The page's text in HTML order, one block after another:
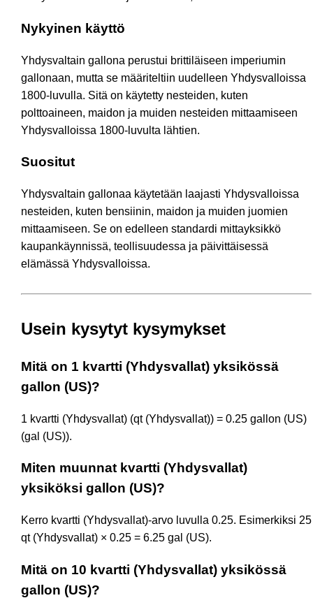
Nykyinen käyttö
Yhdysvaltain gallona perustui brittiläiseen imperiumin
gallonaan, mutta se määriteltiin uudelleen Yhdysvalloissa
1800-luvulla. Sitä on käytetty nesteiden, kuten
polttoaineen, maidon ja muiden nesteiden mittaamiseen
Yhdysvalloissa 1800-luvulta lähtien.
Suositut
Yhdysvaltain gallonaa käytetään laajasti Yhdysvalloissa
nesteiden, kuten bensiinin, maidon ja muiden juomien
mittaamiseen. Se on edelleen standardi mittayksikkö
kaupankäynnissä, teollisuudessa ja päivittäisessä
elämässä Yhdysvalloissa.
Usein kysytyt kysymykset
Mitä on 1 kvartti (Yhdysvallat) yksikössä
gallon (US)?
1 kvartti (Yhdysvallat) (qt (Yhdysvallat)) = 0.25 gallon (US)
(gal (US)).
Miten muunnat kvartti (Yhdysvallat)
yksiköksi gallon (US)?
Kerro kvartti (Yhdysvallat)-arvo luvulla 0.25. Esimerkiksi 25
qt (Yhdysvallat) × 0.25 = 6.25 gal (US).
Mitä on 10 kvartti (Yhdysvallat) yksikössä
gallon (US)?